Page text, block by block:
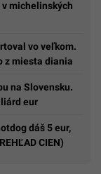
michelinských
vo veľkom.
z miesta diania
na Slovensku.
eur
dáš 5 eur,
CIEN)